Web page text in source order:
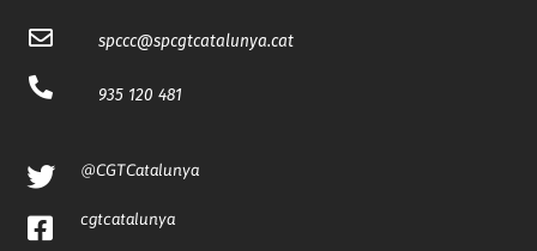
spccc@spcgtcatalunya.cat
935 120 481
@CGTCatalunya
cgtcatalunya